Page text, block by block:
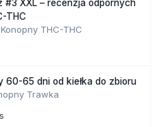
#3 XXL – recenzja odpornych
THC
THC-THC
60-65 dni od kiełka do zbioru
Trawka